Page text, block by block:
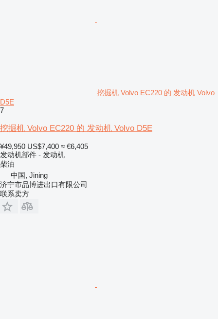
挖掘机 Volvo EC220 的 发动机 Volvo
D5E
7
挖掘机 Volvo EC220 的 发动机 Volvo D5E
¥49,950 US$7,400 ≈ €6,405
发动机部件 - 发动机
柴油
中国, Jining
济宁市品博进出口有限公司
联系卖方